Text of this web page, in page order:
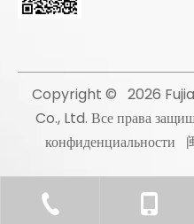
Copyright © 2026
Co., Ltd. Все права
конфиденциальности